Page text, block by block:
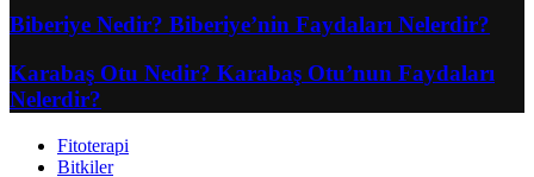
Biberiye Nedir? Biberiye’nin Faydaları Nelerdir?
Karabaş Otu Nedir? Karabaş Otu’nun Faydaları
Nelerdir?
Fitoterapi
Bitkiler